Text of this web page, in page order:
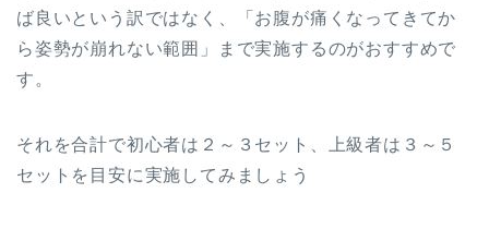
ば良いという訳ではなく、「お腹が痛くなってきてか
ら姿勢が崩れない範囲」まで実施するのがおすすめで
す。
それを合計で初心者は２～３セット、上級者は３～５
セットを目安に実施してみましょう